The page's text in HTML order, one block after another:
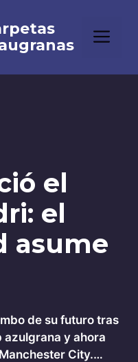
el
el
asume
de su futuro tras
azulgrana y ahora
City.…